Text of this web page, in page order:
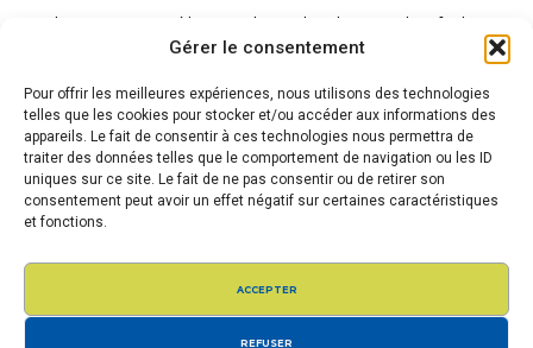
Gérer le consentement
Pour offrir les meilleures expériences, nous utilisons des technologies
telles que les cookies pour stocker et/ou accéder aux informations des
appareils. Le fait de consentir à ces technologies nous permettra de
traiter des données telles que le comportement de navigation ou les ID
uniques sur ce site. Le fait de ne pas consentir ou de retirer son
consentement peut avoir un effet négatif sur certaines caractéristiques
et fonctions.
ACCEPTER
REFUSER
Les Bleuets ont remporté le titre en battant la Belgique en demi-finale, puis
l’Italie en finale dans un match acharné. Un titre magnifique pour les U19
Un grand bravo à nos deux joueurs présents dans l’équipe de France
Bastien SCHERER et Tom LEROYER, ainsi que nos deux entraîneurs
Slimane BELMADI et Quentin PASSET.
Partager :
Navigation